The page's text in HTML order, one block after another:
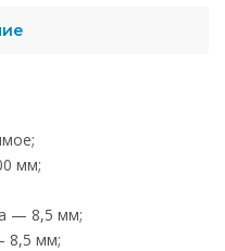
мм;
— 8,5 мм;
8,5 мм;